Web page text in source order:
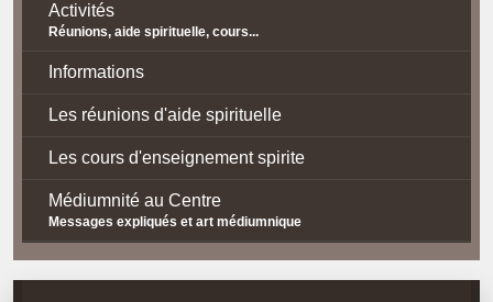
Activités
Réunions, aide spirituelle, cours...
Informations
Les réunions d'aide spirituelle
Les cours d'enseignement spirite
Médiumnité au Centre
Messages expliqués et art médiumnique
Contact / Accès